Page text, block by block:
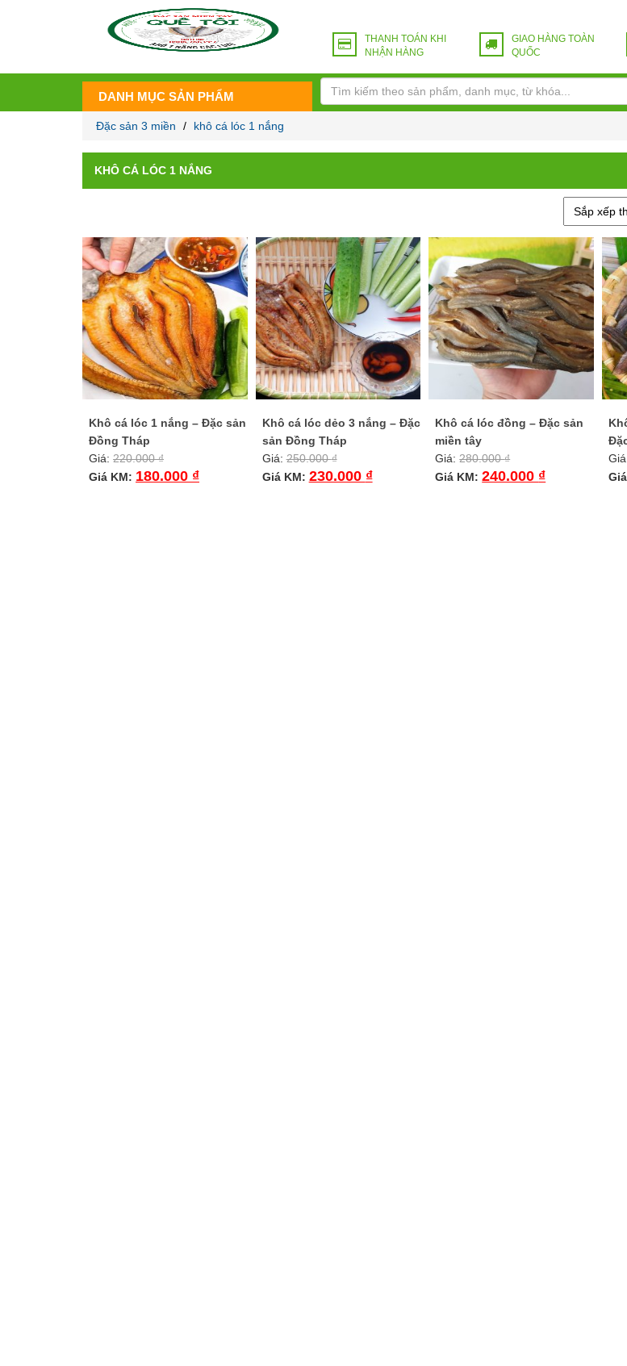
THANH TOÁN KHI
NHẬN HÀNG
GIAO HÀNG TOÀN
QUỐC
DANH MỤC SẢN PHẨM
Đặc sản 3 miền / khô cá lóc 1 nắng
KHÔ CÁ LÓC 1 NẮNG
xếp
theo
giá:
thấp
đến
cao
Khô cá lóc 1 nắng – Đặc sản
Đồng Tháp
Giá: 220.000₫
Giá KM: 180.000 ₫
Khô cá lóc dẻo 3 nắng – Đặc
sản Đồng Tháp
Giá:250.000₫
Giá KM: 230.000 ₫
Khô cá lóc đồng – Đặc sản
miền tây
Giá:280.000₫
Giá KM:240.000 ₫